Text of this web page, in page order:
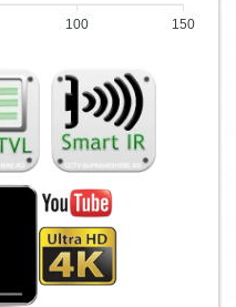
150
100